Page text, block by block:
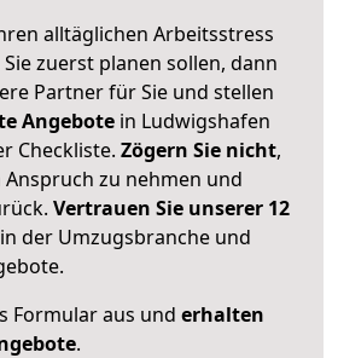
alltäglichen Arbeitsstress
zuerst planen sollen, dann
Partner für Sie und stellen
Angebote in Ludwigshafen
Checkliste. Zögern Sie nicht,
zu nehmen und
Vertrauen Sie unserer 12
in der Umzugsbranche und
Formular aus und erhalten
.